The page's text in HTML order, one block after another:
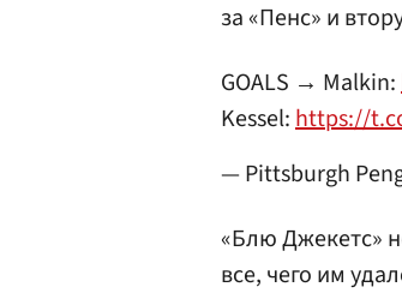
за «Пенс» и
GOALS → Malkin:
Kessel:https://
— Pittsburgh
«Блю Джекетс»
все, чего им